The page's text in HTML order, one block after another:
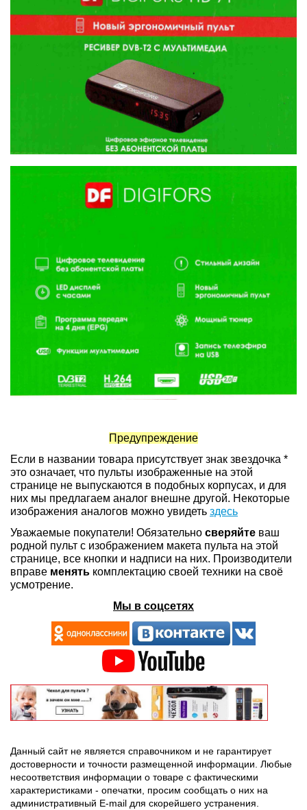
Предупреждение
Если в названии товара присутствует знак звездочка *
это означает, что пульты изображенные на этой
странице не выпускаются в подобных корпусах, и для
них мы предлагаем аналог внешне другой. Некоторые
изображения аналогов можно увидеть здесь
Уважаемые покупатели! Обязательно сверяйте ваш
родной пульт с изображением макета пульта на этой
странице, все кнопки и надписи на них. Производители
вправе менять комплектацию своей техники на своё
усмотрение.
Мы в соцсетях
Данный сайт не является справочником и не гарантирует
достоверности и точности размещенной информации. Любые
несоответствия информации о товаре с фактическими
характеристиками - опечатки, просим сообщать о них на
административный E-mail для скорейшего устранения.